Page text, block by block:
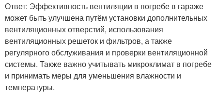
Ответ: Эффективность вентиляции в погребе в гараже
может быть улучшена путём установки дополнительных
вентиляционных отверстий, использования
вентиляционных решеток и фильтров, а также
регулярного обслуживания и проверки вентиляционной
системы. Также важно учитывать микроклимат в погребе
и принимать меры для уменьшения влажности и
температуры.